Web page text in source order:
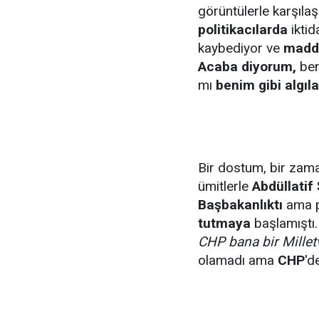
görüntülerle
politikacılarda
kaybediyor ve
Acaba diyorum,
mı benim gibi
Bir dostum, bir
ümitlerleAbdüllatif
Başbakanlıktı ama
tutmaya
CHP bana bir
olamadı ama CHP